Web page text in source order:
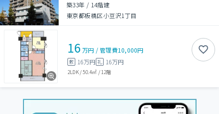
築33年 / 14階建
東京都板橋区小豆沢1丁目
16 万円 /管理費10,000円
敷 16万円 礼 16万円
2LDK/50.4㎡ / 12階